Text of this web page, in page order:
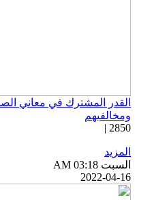
القدر المشترك في معاني
ومخالفيهم
2850 |
المزيد
السبت AM 03:18
2022-04-16